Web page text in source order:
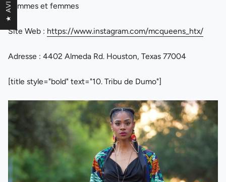
hommes et femmes
Site Web : https://www.instagram.com/mcqueens_htx/
Adresse : 4402 Almeda Rd. Houston, Texas 77004
[title style="bold" text="10. Tribu de Dumo"]
★ AVIS